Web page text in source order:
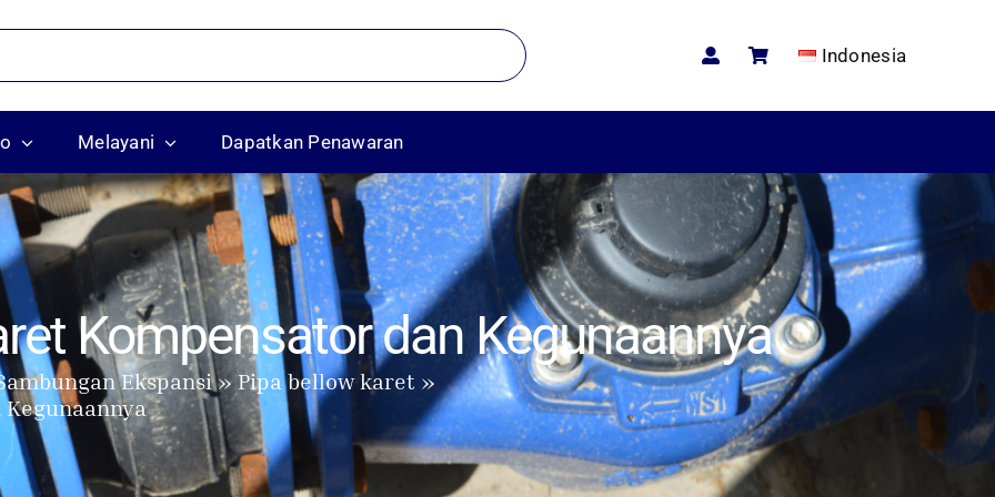
Indonesia
Melayani Dapatkan Penawaran
Kompensator dan Kegunaannya
Ekspansi
Pipa bellow karet